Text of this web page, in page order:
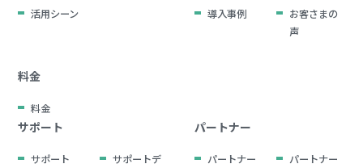
活用シーン 導入事例
お客さまの
声
料金
料金
サポート
サポート
サポートデ
パートナー
パートナー
パートナー